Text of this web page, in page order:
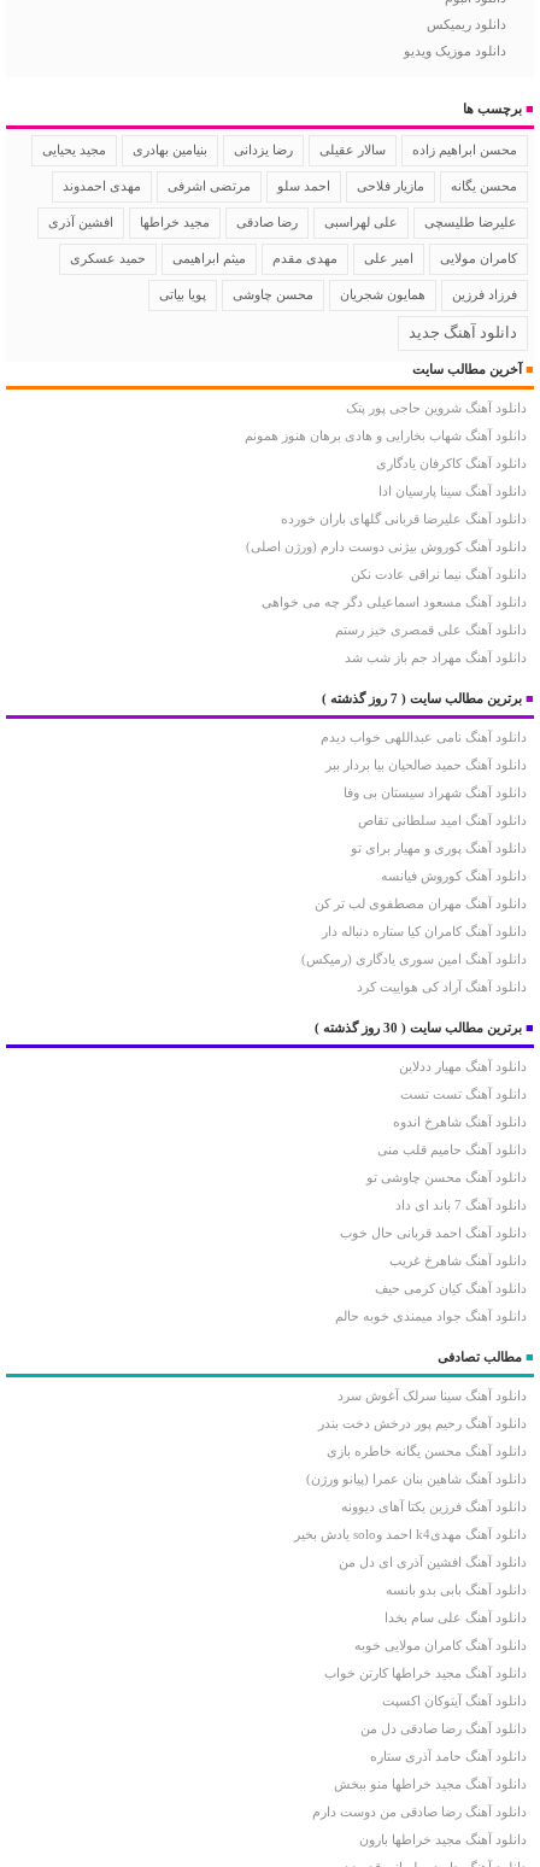
دانلود ریمیکس
دانلود موزیک ویدیو
■ برچسب ها
محسن ابراهیم زاده سالار عقیلی رضا یزدانی بنیامین بهادری مجید یحیایی
محسن یگانه مازیار فلاحی احمد سلو مرتضی اشرفی مهدی احمدوند
علیرضا طلیسچی علی لهراسبی رضا صادقی مجید خراطها افشین آذری
کامران مولایی امیر علی مهدی مقدم میثم ابراهیمی حمید عسکری
فرزاد فرزین همایون شجریان محسن چاوشی پویا بیاتی
دانلود آهنگ جدید
■ آخرین مطالب سایت
دانلود آهنگ شروین حاجی پور پتک
دانلود آهنگ شهاب بخارایی و هادی برهان هنوز همونم
دانلود آهنگ کاکرفان یادگاری
دانلود آهنگ سینا پارسیان ادا
دانلود آهنگ علیرضا قربانی گلهای باران خورده
دانلود آهنگ کوروش بیژنی دوست دارم (ورژن اصلی)
دانلود آهنگ نیما نراقی عادت نکن
دانلود آهنگ مسعود اسماعیلی دگر چه می خواهی
دانلود آهنگ علی قمصری خیز رستم
دانلود آهنگ مهراد جم باز شب شد
■ برترین مطالب سایت ( 7 روز گذشته )
دانلود آهنگ نامی عبداللهی خواب دیدم
دانلود آهنگ حمید صالحیان بیا بردار ببر
دانلود آهنگ شهراد سیستان بی وفا
دانلود آهنگ امید سلطانی تقاص
دانلود آهنگ پوری و مهیار برای تو
دانلود آهنگ کوروش فیانسه
دانلود آهنگ مهران مصطفوی لب تر کن
دانلود آهنگ کامران کیا ستاره دنباله دار
دانلود آهنگ امین سوری یادگاری (رمیکس)
دانلود آهنگ آراد کی هواییت کرد
■ برترین مطالب سایت ( 30 روز گذشته )
دانلود آهنگ مهیار ددلاین
دانلود آهنگ تست تست
دانلود آهنگ شاهرخ اندوه
دانلود آهنگ حامیم قلب منی
دانلود آهنگ محسن چاوشی تو
دانلود آهنگ 7 باند ای داد
دانلود آهنگ احمد قربانی حال خوب
دانلود آهنگ شاهرخ غریب
دانلود آهنگ کیان کرمی حیف
دانلود آهنگ جواد میمندی خوبه حالم
■ مطالب تصادفی
دانلود آهنگ سینا سرلک آغوش سرد
دانلود آهنگ رحیم پور درخش دخت بندر
دانلود آهنگ محسن یگانه خاطره بازی
دانلود آهنگ شاهین بنان عمرا (پیانو ورژن)
دانلود آهنگ فرزین یکتا آهای دیوونه
دانلود آهنگ مهدیk4 احمد وsolo یادش بخیر
دانلود آهنگ افشین آذری ای دل من
دانلود آهنگ بابی بدو بانسه
دانلود آهنگ علی سام بخدا
دانلود آهنگ کامران مولایی خوبه
دانلود آهنگ مجید خراطها کارتن خواب
دانلود آهنگ آیتوکان اکسپت
دانلود آهنگ رضا صادقی دل من
دانلود آهنگ حامد آذری ستاره
دانلود آهنگ مجید خراطها منو ببخش
دانلود آهنگ رضا صادقی من دوست دارم
دانلود آهنگ مجید خراطها بارون